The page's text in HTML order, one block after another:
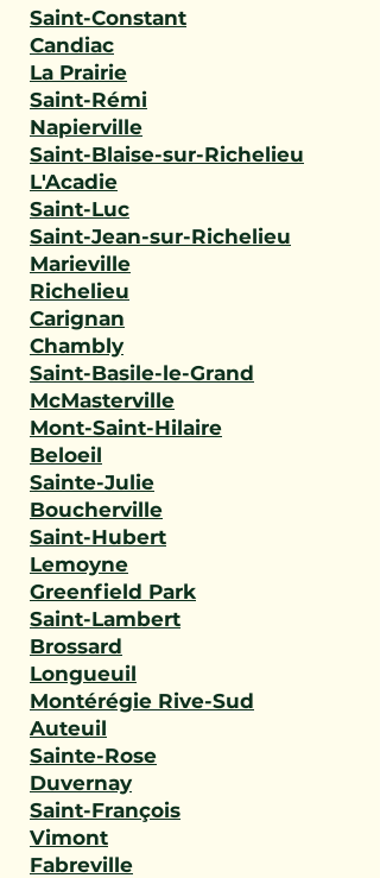
Saint-Constant
Candiac
La Prairie
Saint-Rémi
Napierville
Saint-Blaise-sur-Richelieu
L'Acadie
Saint-Luc
Saint-Jean-sur-Richelieu
Marieville
Richelieu
Carignan
Chambly
Saint-Basile-le-Grand
McMasterville
Mont-Saint-Hilaire
Beloeil
Sainte-Julie
Boucherville
Saint-Hubert
Lemoyne
Greenfield Park
Saint-Lambert
Brossard
Longueuil
Montérégie Rive-Sud
Auteuil
Sainte-Rose
Duvernay
Saint-François
Vimont
Fabreville